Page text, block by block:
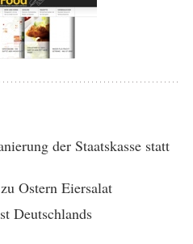
der Staatskasse statt
Ostern Eiersalat
Deutschlands